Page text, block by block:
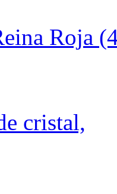
Roja
cristal,